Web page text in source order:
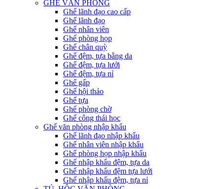
GHẾ VĂN PHÒNG
Ghế lãnh đạo cao cấp
Ghế lãnh đạo
Ghế nhân viên
Ghế phòng họp
Ghế chân quỳ
Ghế đệm, tựa bằng da
Ghế đệm, tựa lưới
Ghế đệm, tựa nỉ
Ghế gấp
Ghế hội thảo
Ghế tựa
Ghế phòng chờ
Ghế công thái học
Ghế văn phòng nhập khẩu
Ghế lãnh đạo nhập khẩu
Ghế nhân viên nhập khẩu
Ghế phòng họp nhập khẩu
Ghế nhập khẩu đệm, tựa da
Ghế nhập khẩu đệm tựa lưới
Ghế nhập khẩu đệm, tựa nỉ